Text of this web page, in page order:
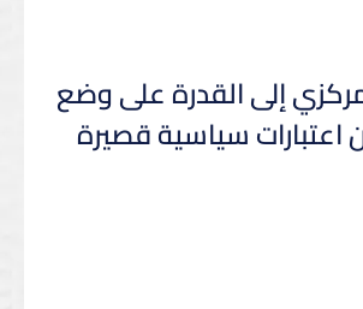
إلى القدرة على وضع
سياسية قصيرة